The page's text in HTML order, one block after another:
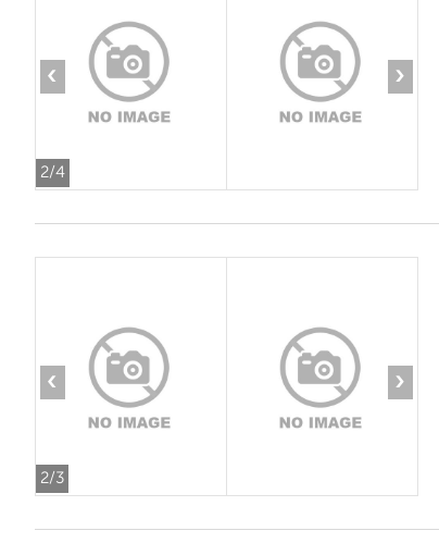
2/4
‹ ›
2/3
‹ ›